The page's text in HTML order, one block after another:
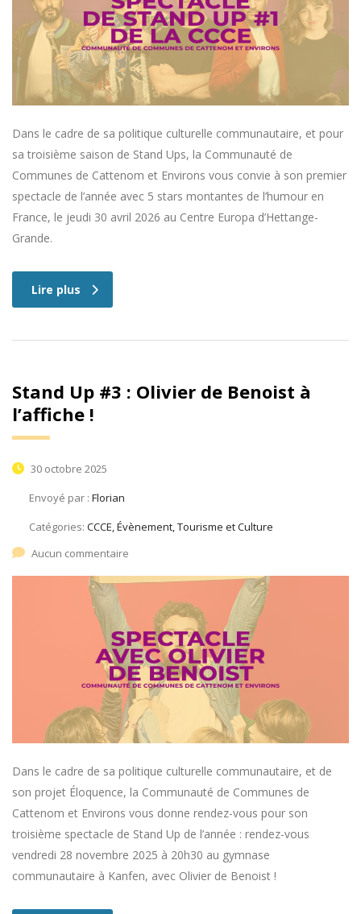
Dans le cadre de sa politique culturelle communautaire, et pour
sa troisième saison de Stand Ups, la Communauté de
Communes de Cattenom et Environs vous convie à son premier
spectacle de l’année avec 5 stars montantes de l’humour en
France, le jeudi 30 avril 2026 au Centre Europa d’Hettange-
Grande.
Lire plus
Stand Up #3 : Olivier de Benoist à
l’affiche !
30 octobre 2025
Envoyé par : Florian
Catégories: CCCE, Évènement, Tourisme et Culture
Aucun commentaire
Dans le cadre de sa politique culturelle communautaire, et de
son projet Éloquence, la Communauté de Communes de
Cattenom et Environs vous donne rendez-vous pour son
troisième spectacle de Stand Up de l’année : rendez-vous
vendredi 28 novembre 2025 à 20h30 au gymnase
communautaire à Kanfen, avec Olivier de Benoist !